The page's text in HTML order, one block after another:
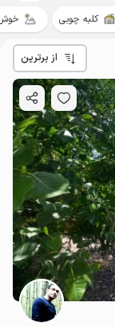
کلبه چوبی
از برترین